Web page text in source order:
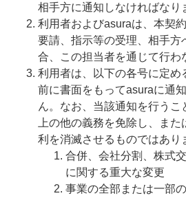
相手方に通知しなければなり
利用者およびasuraは、本契
要請、指示等の受理、相手方
合、この担当者を通じて行わ
利用者は、以下の各号に定め
前に書面をもってasuraに通
ん。なお、当該通知を行うこ
上の他の義務を免除し、ま
利を消滅させるものではあり
合併、会社分割、株式
に関する重大な変更
事業の全部または一部